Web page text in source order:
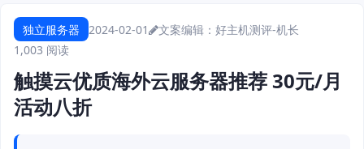
独立服务器 2024-02-01
文案编辑：好主机测评-机长
1,003 阅读
触摸云优质海外云服务器推荐 30元/月
活动八折